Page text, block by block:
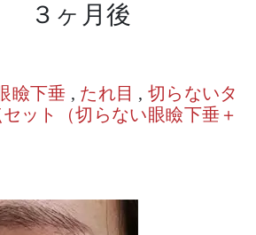
３ヶ月後
瞼下垂 , たれ目 , 切らないタ
ット（切らない眼瞼下垂＋